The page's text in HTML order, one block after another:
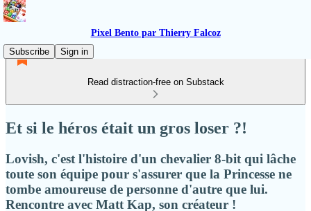
Pixel Bento par Thierry Falcoz
Subscribe
Sign in
Read distraction-free on Substack
Et si le héros était un gros loser ?!
Lovish, c'est l'histoire d'un chevalier 8-bit qui lâche
toute son équipe pour s'assurer que la Princesse ne
tombe amoureuse de personne d'autre que lui.
Rencontre avec Matt Kap, son créateur !